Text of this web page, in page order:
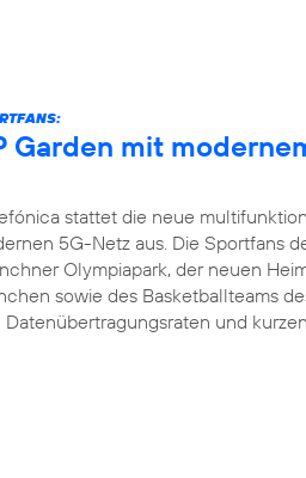
Garden mit
stattet die neue
5G-Netz aus. Die Sportfans
Olympiapark, der neuen
sowie des Basketballteams
und